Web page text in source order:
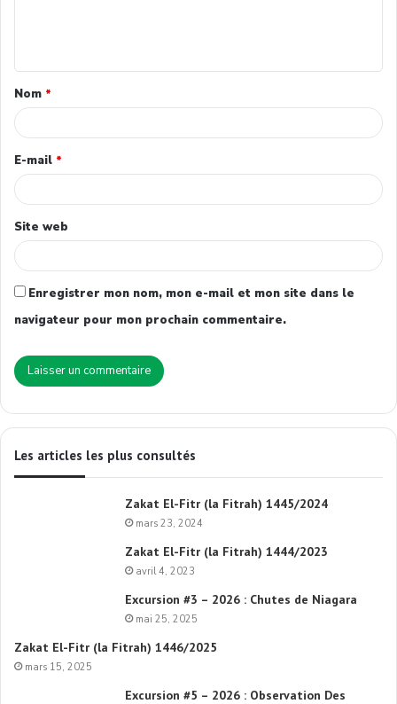
Nom *
E-mail *
Site web
Enregistrer mon nom, mon e-mail et mon site dans le
navigateur pour mon prochain commentaire.
Les articles les plus consultés
Zakat El-Fitr (la Fitrah) 1445/2024
mars 23, 2024
Zakat El-Fitr (la Fitrah) 1444/2023
avril 4, 2023
Excursion #3 – 2026 : Chutes de Niagara
mai 25, 2025
Zakat El-Fitr (la Fitrah) 1446/2025
mars 15, 2025
Excursion #5 – 2026 : Observation Des